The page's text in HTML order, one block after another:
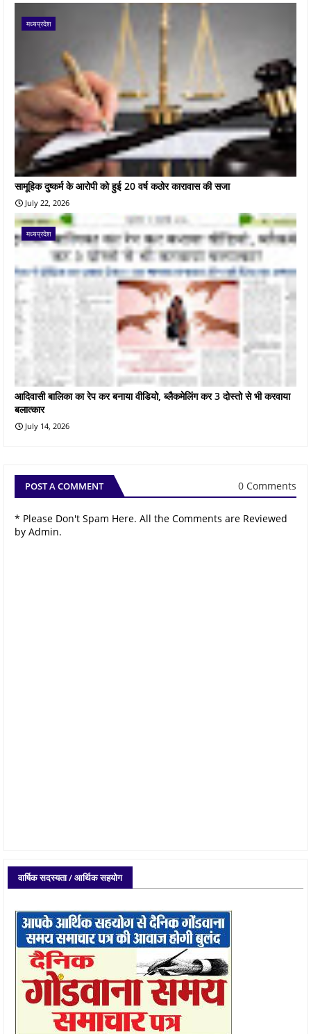
मध्यप्रदेश
सामूहिक दुष्कर्म के आरोपी को हुई 20 वर्ष कठोर कारावास की सजा
July 22, 2026
मध्यप्रदेश
आदिवासी बालिका का रेप कर बनाया वीडियो, ब्लैकमेलिंग कर 3 दोस्तो से भी करवाया
बलात्कार
July 14, 2026
POST A COMMENT 0 Comments
* Please Don't Spam Here. All the Comments are Reviewed
by Admin.
वार्षिक सदस्यता / आर्थिक सहयोग